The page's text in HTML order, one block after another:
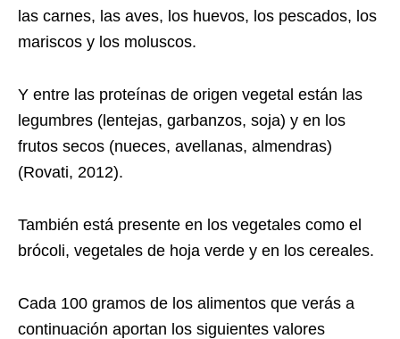
las carnes, las aves, los huevos, los pescados, los
mariscos y los moluscos.
Y entre las proteínas de origen vegetal están las
legumbres (lentejas, garbanzos, soja) y en los
frutos secos (nueces, avellanas, almendras)
(Rovati, 2012).
También está presente en los vegetales como el
brócoli, vegetales de hoja verde y en los cereales.
Cada 100 gramos de los alimentos que verás a
continuación aportan los siguientes valores